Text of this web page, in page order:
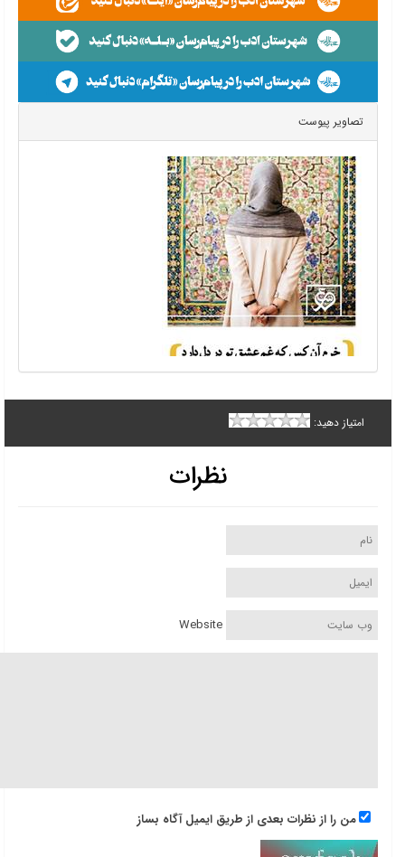
تصاویر پیوست
امتیاز دهید:
نظرات
Website
من را از نظرات بعدی از طریق ایمیل آگاه بساز